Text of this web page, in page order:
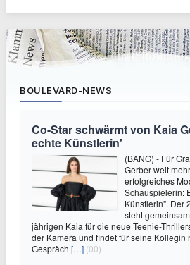
BOULEVARD-NEWS
Co-Star schwärmt von Kaia
echte Künstlerin'
(BANG) - Für
Gerber weit
erfolgreiches
Schauspielerin:
Künstlerin". Der
steht
jährigen Kaia für die neue Teenie-
der Kamera und findet für seine Kollegin
Gespräch […] (00)